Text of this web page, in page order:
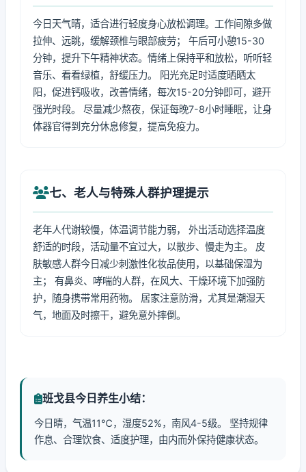
今日天气晴，适合进行轻度身心放松调理。工作间隙多做
拉伸、远眺，缓解颈椎与眼部疲劳； 午后可小憩15-30
分钟，提升下午精神状态。情绪上保持平和放松，听听轻
音乐、看看绿植，舒缓压力。 阳光充足时适度晒晒太
阳，促进钙吸收，改善情绪，每次15-20分钟即可，避开
强光时段。 尽量减少熬夜，保证每晚7-8小时睡眠，让身
体器官得到充分休息修复，提高免疫力。
七、老人与特殊人群护理提示
老年人代谢较慢，体温调节能力弱， 外出活动选择温度
舒适的时段，活动量不宜过大，以散步、慢走为主。 皮
肤敏感人群今日减少刺激性化妆品使用，以基础保湿为
主； 有鼻炎、哮喘的人群，在风大、干燥环境下加强防
护，随身携带常用药物。 居家注意防滑，尤其是潮湿天
气，地面及时擦干，避免意外摔倒。
班戈县今日养生小结：
今日晴，气温11℃，湿度52%，南风4-5级。 坚持规律
作息、合理饮食、适度护理，由内而外保持健康状态。